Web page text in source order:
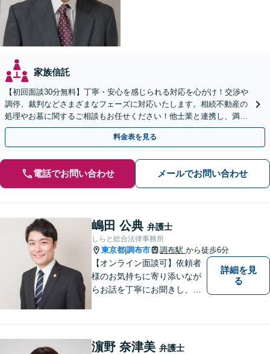
家族信託
【初回面談30分無料】丁寧・安心を感じられる対応を心がけ！交渉や
調停、裁判などさまざまなフェーズに対応いたします。相続不動産の
処理やお墓に関するご相談もお任せください！他士業と連携し、満足
度の高い相続の実現を目指します【弁護士歴40年以上】
料金表を見る
電話でお問い合わせ メールでお問い合わせ
嶋田 公典 弁護士
しらと総合法律事務所
東京都 調布市 調布駅 から徒歩6分
【オンライン面談可】依頼者
様のお気持ちに寄り添いなが
らお話を丁寧にお聞きし、分
詳細を見
る
濵野 奈津美 弁護士